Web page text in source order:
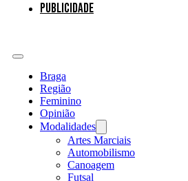
Publicidade
Braga
Região
Feminino
Opinião
Modalidades
Artes Marciais
Automobilismo
Canoagem
Futsal